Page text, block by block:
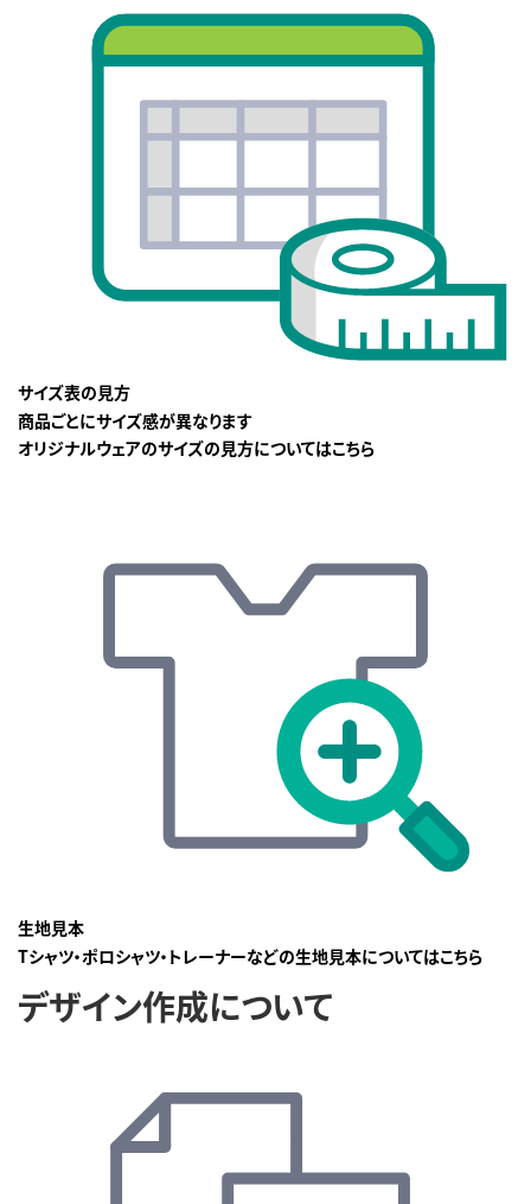
サイズ表の見方
商品ごとにサイズ感が異なります
オリジナルウェアのサイズの見方についてはこちら
生地見本
Tシャツ・ポロシャツ・トレーナーなどの生地見本についてはこちら
デザイン作成について